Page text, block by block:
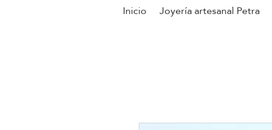
Inicio Joyería artesanal Petra